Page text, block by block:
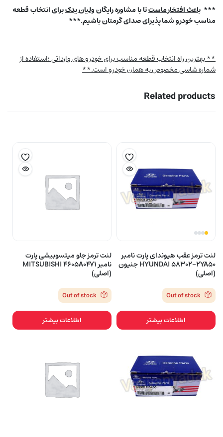
***باعث افتخار ماستتا با مشاوره رایگانولیان یدکبرای انتخاب قطعه
مناسب خودرو شما پذیرای صدای گرمتان باشیم.***
** بهترین راه انتخاب قطعه مناسب برای خودرو های وارداتی ؛استفاده از
شماره شاسی مخصوص به همان خودرو است.**
Related products
لنت ترمز عقب هیوندای پارت نامبر
HYUNDAI 58302-2YA50 جنیون
(اصلی)
Out of stock
اطلاعات بیشتر
لنت ترمز جلو میتسوبیشی پارت
نامبر MITSUBISHI 4605A0471
(اصلی)
Out of stock
اطلاعات بیشتر